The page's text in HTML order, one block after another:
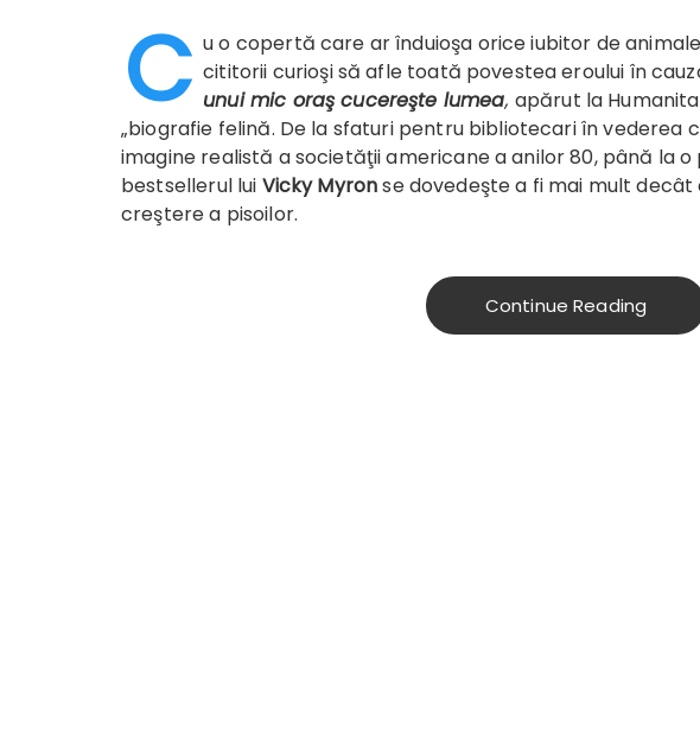
C u o copertă care ar înduioşa orice iubitor de
cititorii curioşi să afle toată povestea eroului în
unui mic oraş cucereşte lumea, apărut la
„biografie felină. De la sfaturi pentru bibliotecari în vederea
imagine realistă a societăţii americane a anilor 80, până la
bestsellerul lui Vicky Myronse dovedeşte a fi mai mult decât
creştere a pisoilor.
Continue Reading